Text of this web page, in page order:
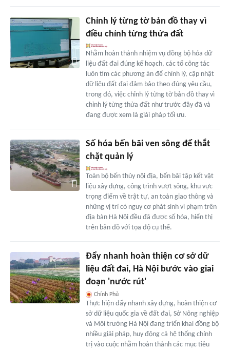
Chỉnh lý từng tờ bản đồ thay vì
điều chỉnh từng thửa đất
Nhằm hoàn thành nhiệm vụ đồng bộ hóa dữ
liệu đất đai đúng kế hoạch, các tổ công tác
luôn tìm các phương án để chỉnh lý, cập nhật
dữ liệu đất đai đảm bảo theo đúng yêu cầu,
trong đó, việc chỉnh lý từng tờ bản đồ thay vì
chỉnh lý từng thửa đất như trước đây đã và
đang được xem là giải pháp tối ưu.
Số hóa bến bãi ven sông để thắt
chặt quản lý
Toàn bộ bến thủy nội địa, bến bãi tập kết vật
liệu xây dựng, công trình vượt sông, khu vực
trọng điểm về trật tự, an toàn giao thông và
những vị trí có nguy cơ phát sinh vi phạm trên
địa bàn Hà Nội đều đã được số hóa, hiển thị
trên bản đồ với tọa độ cụ thể.
Đẩy nhanh hoàn thiện cơ sở dữ
liệu đất đai, Hà Nội bước vào giai
đoạn 'nước rút'
Chính Phủ
Thực hiện đẩy nhanh xây dựng, hoàn thiện cơ
sở dữ liệu quốc gia về đất đai, Sở Nông nghiệp
và Môi trường Hà Nội đang triển khai đồng bộ
nhiều giải pháp, huy động cả hệ thống chính
trị vào cuộc nhằm hoàn thành các mục tiêu